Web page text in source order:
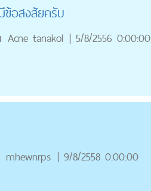
ข้อสงสัยครับ
Acne tanakol | 5/8/2556 0:00:00
mhewnrps | 9/8/2558 0:00:00